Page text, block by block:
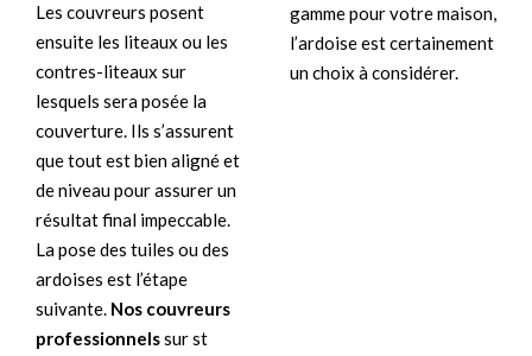
Les couvreurs posent
ensuite les liteaux ou les
contres-liteaux sur
lesquels sera posée la
couverture. Ils s’assurent
que tout est bien aligné et
de niveau pour assurer un
résultat final impeccable.
La pose des tuiles ou des
ardoises est l’étape
suivante. Nos couvreurs
professionnelssur st
gamme pour votre maison,
l’ardoise est certainement
un choix à considérer.